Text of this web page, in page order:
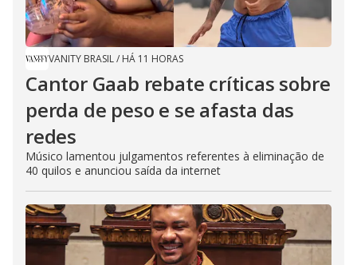
VANITY BRASIL/ HÁ 11 HORAS
Cantor Gaab rebate críticas sobre
perda de peso e se afasta das
redes
Músico lamentou julgamentos referentes à eliminação de
40 quilos e anunciou saída da internet